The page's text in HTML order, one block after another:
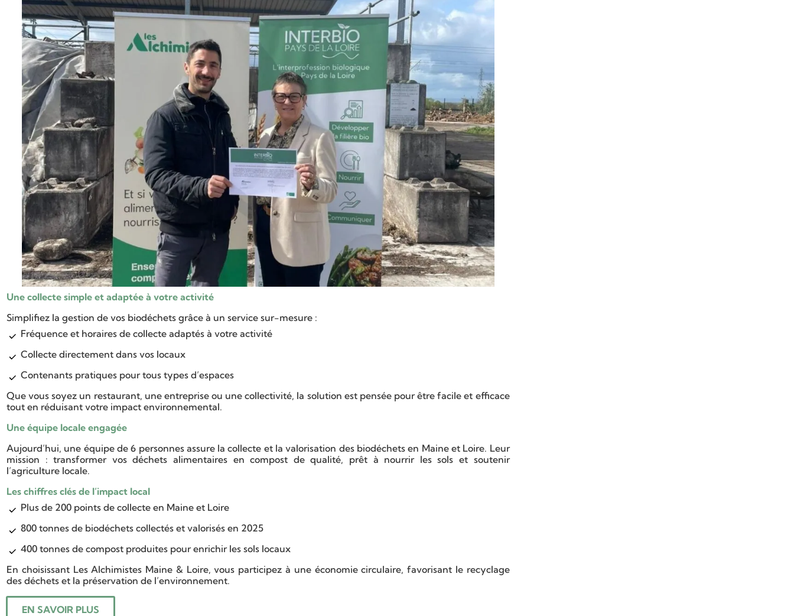
Une collecte simple et adaptée à votre activité
Simplifiez la gestion de vos biodéchets grâce à un service sur-mesure :
Fréquence et horaires de collecte adaptés à votre activité
Collecte directement dans vos locaux
Contenants pratiques pour tous types d’espaces
Que vous soyez un restaurant, une entreprise ou une collectivité, la solution est pensée pour être facile et efficace
tout en réduisant votre impact environnemental.
Une équipe locale engagée
Aujourd’hui, une équipe de 6 personnes assure la collecte et la valorisation des biodéchets en Maine et Loire. Leur
mission : transformer vos déchets alimentaires en compost de qualité, prêt à nourrir les sols et soutenir
l’agriculture locale.
Les chiffres clés de l’impact local
Plus de 200 points de collecte en Maine et Loire
800 tonnes de biodéchets collectés et valorisés en 2025
400 tonnes de compost produites pour enrichir les sols locaux
En choisissant Les Alchimistes Maine & Loire, vous participez à une économie circulaire, favorisant le recyclage
des déchets et la préservation de l’environnement.
EN SAVOIR PLUS